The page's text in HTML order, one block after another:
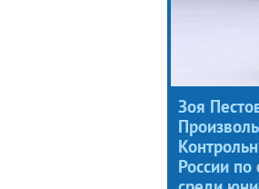
Зоя
России